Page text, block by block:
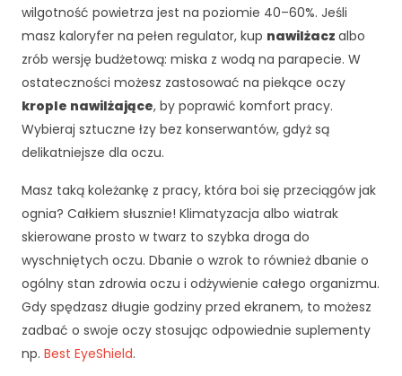
wilgotność powietrza jest na poziomie 40–60%. Jeśli
masz kaloryfer na pełen regulator, kup nawilżacz albo
zrób wersję budżetową: miska z wodą na parapecie. W
ostateczności możesz zastosować na piekące oczy
krople nawilżające, by poprawić komfort pracy.
Wybieraj sztuczne łzy bez konserwantów, gdyż są
delikatniejsze dla oczu.
Masz taką koleżankę z pracy, która boi się przeciągów jak
ognia? Całkiem słusznie! Klimatyzacja albo wiatrak
skierowane prosto w twarz to szybka droga do
wyschniętych oczu. Dbanie o wzrok to również dbanie o
ogólny stan zdrowia oczu i odżywienie całego organizmu.
Gdy spędzasz długie godziny przed ekranem, to możesz
zadbać o swoje oczy stosując odpowiednie suplementy
np. Best EyeShield.
o
i
n
t
e
n
t
o
w
e
S
t